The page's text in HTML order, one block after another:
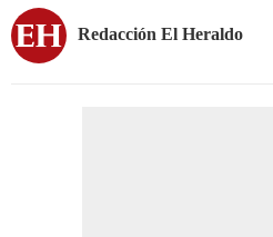
Redacción El Heraldo